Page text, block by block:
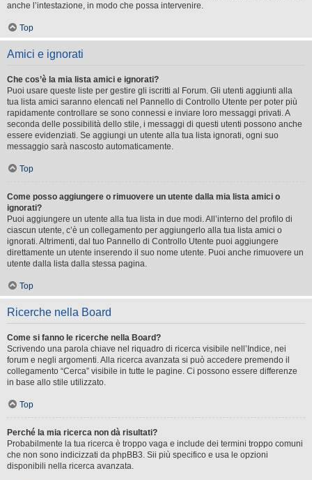
anche l’intestazione, in modo che possa intervenire.
Top
Amici e ignorati
Che cos’è la mia lista amici e ignorati?
Puoi usare queste liste per gestire gli iscritti al Forum. Gli utenti aggiunti alla
tua lista amici saranno elencati nel Pannello di Controllo Utente per poter più
rapidamente controllare se sono connessi e inviare loro messaggi privati. A
seconda delle possibilità dello stile, i messaggi di questi utenti possono anche
essere evidenziati. Se aggiungi un utente alla tua lista ignorati, ogni suo
messaggio sarà nascosto automaticamente.
Top
Come posso aggiungere o rimuovere un utente dalla mia lista amici o
ignorati?
Puoi aggiungere un utente alla tua lista in due modi. All’interno del profilo di
ciascun utente, c’è un collegamento per aggiungerlo alla tua lista amici o
ignorati. Altrimenti, dal tuo Pannello di Controllo Utente puoi aggiungere
direttamente un utente inserendo il suo nome utente. Puoi anche rimuovere un
utente dalla lista dalla stessa pagina.
Top
Ricerche nella Board
Come si fanno le ricerche nella Board?
Scrivendo una parola chiave nel riquadro di ricerca visibile nell’Indice, nei
forum e negli argomenti. Alla ricerca avanzata si può accedere premendo il
collegamento “Cerca” visibile in tutte le pagine. Ci possono essere differenze
in base allo stile utilizzato.
Top
Perché la mia ricerca non dà risultati?
Probabilmente la tua ricerca è troppo vaga e include dei termini troppo comuni
che non sono indicizzati da phpBB3. Sii più specifico e usa le opzioni
disponibili nella ricerca avanzata.